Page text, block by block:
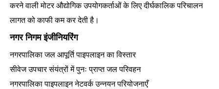
करने वाली मोटर औद्योगिक उपयोगकर्ताओं के लिए दीर्घकालिक परिचालन
लागत को काफी कम कर देती है।
नगर निगम इंजीनियरिंग
नगरपालिका जल आपूर्ति पाइपलाइन का विस्तार
सीवेज उपचार संयंत्रों में पुनः प्राप्त जल परिवहन
नगरपालिका पाइपलाइन नेटवर्क उन्नयन परियोजनाएँ